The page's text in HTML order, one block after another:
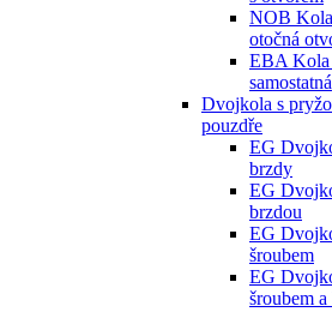
NOB
otočná
EBA Kola
samostatná
Dvojkola s
pouzdře
EG
brzdy
EG
brzdou
EG
šroubem
EG
šroubem